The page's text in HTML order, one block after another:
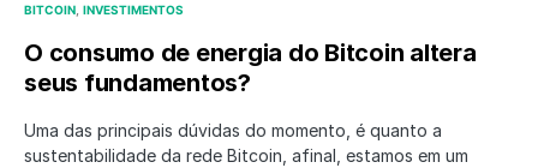
BITCOIN INVESTIMENTOS
O consumo de energia do Bitcoin altera
seus fundamentos?
Uma das principais dúvidas do momento, é quanto a
sustentabilidade da rede Bitcoin, afinal, estamos em um